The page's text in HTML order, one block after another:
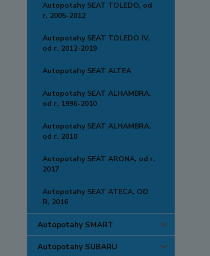
Autopotahy SEAT TOLEDO, od
r. 2005-2012
Autopotahy SEAT TOLEDO IV,
od r. 2012-2019
Autopotahy SEAT ALTEA
Autopotahy SEAT ALHAMBRA,
od r. 1996-2010
Autopotahy SEAT ALHAMBRA,
od r. 2010
Autopotahy SEAT ARONA, od r.
2017
Autopotahy SEAT ATECA, OD
R. 2016
Autopotahy SMART
Autopotahy SUBARU